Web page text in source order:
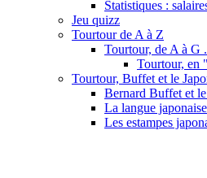
Statistiques :
Jeu quizz
Tourtour de A à Z
Tourtour, de A à G
Tourtour, en
Tourtour, Buffet et le
Bernard Buffet et
La langue
Les estampes